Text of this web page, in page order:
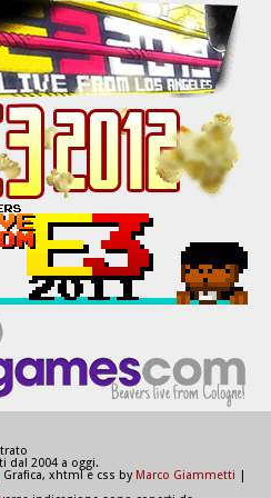
dal 2004 a oggi.
Grafica, xhtml e css byMarco Giammetti